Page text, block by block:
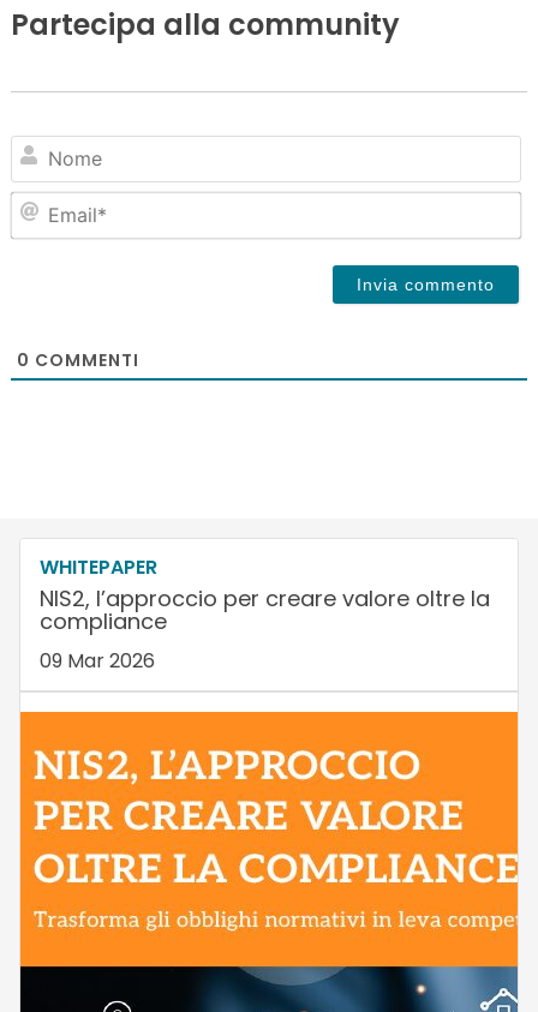
Partecipa alla community
0 COMMENTI
WHITEPAPER
NIS2, l’approccio per creare valore oltre la
compliance
09 Mar 2026